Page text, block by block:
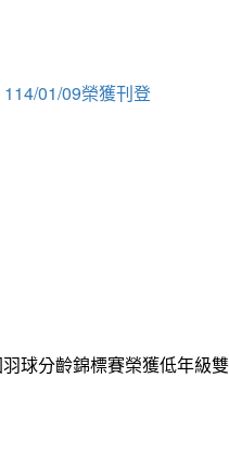
01/09榮獲刊登
球分齡錦標賽榮獲低年級